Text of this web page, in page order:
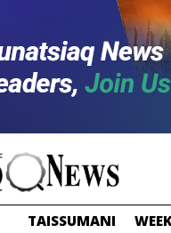
TAISSUMANI